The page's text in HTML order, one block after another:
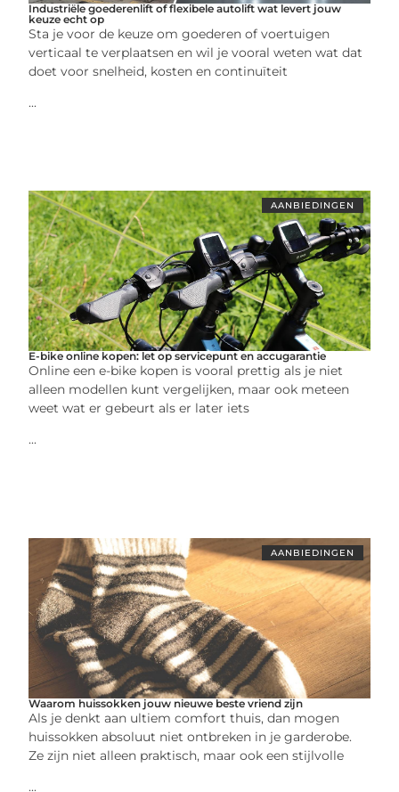
Industriële goederenlift of flexibele autolift wat levert jouw
keuze echt op
Sta je voor de keuze om goederen of voertuigen
verticaal te verplaatsen en wil je vooral weten wat dat
doet voor snelheid, kosten en continuïteit
...
AANBIEDINGEN
E-bike online kopen: let op servicepunt en accugarantie
Online een e-bike kopen is vooral prettig als je niet
alleen modellen kunt vergelijken, maar ook meteen
weet wat er gebeurt als er later iets
...
AANBIEDINGEN
Waarom huissokken jouw nieuwe beste vriend zijn
Als je denkt aan ultiem comfort thuis, dan mogen
huissokken absoluut niet ontbreken in je garderobe.
Ze zijn niet alleen praktisch, maar ook een stijlvolle
...